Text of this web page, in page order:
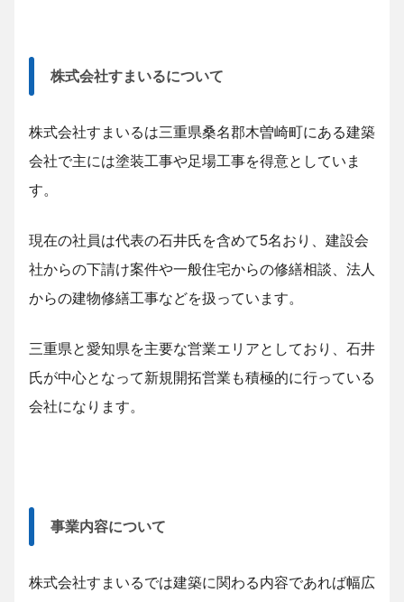
株式会社すまいるについて
株式会社すまいるは三重県桑名郡木曽崎町にある建築
会社で主には塗装工事や足場工事を得意としていま
す。
現在の社員は代表の石井氏を含めて5名おり、建設会
社からの下請け案件や一般住宅からの修繕相談、法人
からの建物修繕工事などを扱っています。
三重県と愛知県を主要な営業エリアとしており、石井
氏が中心となって新規開拓営業も積極的に行っている
会社になります。
事業内容について
株式会社すまいるでは建築に関わる内容であれば幅広